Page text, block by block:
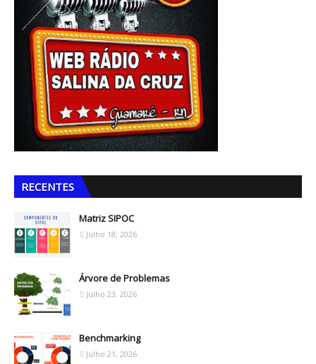
RECENTES
Matriz SIPOC
Julho 18, 2026
Árvore de Problemas
Julho 23, 2026
Benchmarking
Julho 21, 2026